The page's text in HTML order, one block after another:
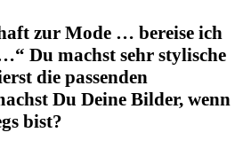
zur Mode … bereise ich
Du machst sehr stylische
die passenden
Du Deine Bilder, wenn
bist?